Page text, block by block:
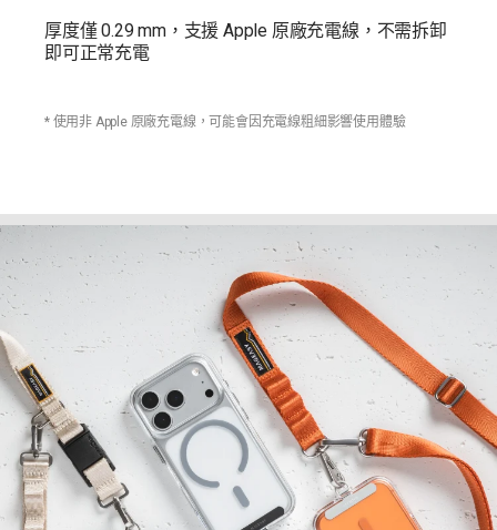
厚度僅 0.29 mm，支援 Apple 原廠充電線，不需拆卸
即可正常充電
* 使用非 Apple 原廠充電線，可能會因充電線粗細影響使用體驗